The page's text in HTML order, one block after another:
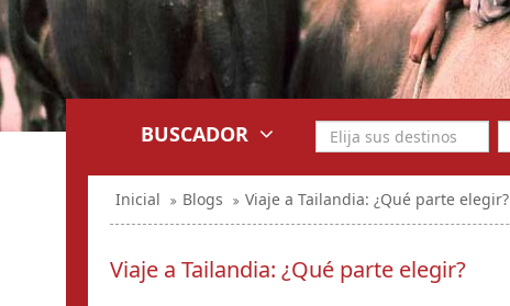
BUSCADOR
Inicial Blogs Viaje a Tailandia: ¿Qué parte elegir?
Viaje a Tailandia: ¿Qué parte elegir?